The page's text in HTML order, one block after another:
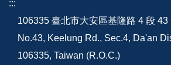
:::
106335 臺北市大安區基隆路 4 段 43
No.43, Keelung Rd., Sec.4, Da'an
106335, Taiwan (R.O.C.)